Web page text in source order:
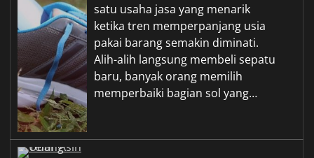
satu usaha jasa yang menarik
ketika tren memperpanjang usia
pakai barang semakin diminati.
Alih-alih langsung membeli sepatu
baru, banyak orang memilih
memperbaiki bagian sol yang…